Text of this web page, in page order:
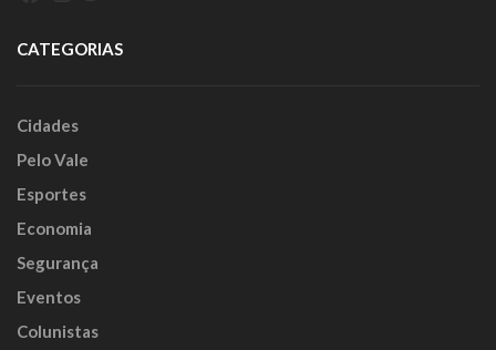
CATEGORIAS
Cidades
Pelo Vale
Esportes
Economia
Segurança
Eventos
Colunistas